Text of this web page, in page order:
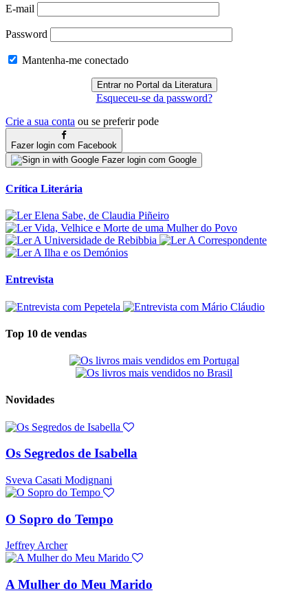
E-mail
Password
Mantenha-me conectado
Esqueceu-se da password?
Crie a sua conta ou se preferir pode
Fazer login com Facebook
Fazer login com Google
Crítica Literária
Entrevista
Top 10 de vendas
Novidades
Os Segredos de Isabella
Sveva Casati Modignani
O Sopro do Tempo
Jeffrey Archer
A Mulher do Meu Marido